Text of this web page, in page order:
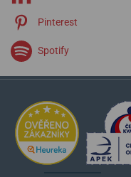
Pinterest
Spotify